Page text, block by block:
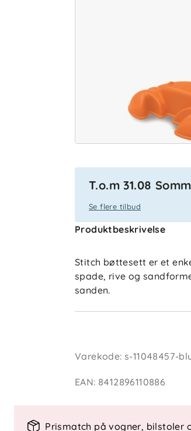
T.o.m 31.08
Se flere tilbud
Produktbeskrivelse
Stitch bøttesett er et
spade, rive og
sanden.
Varekode:s-11048457-
EAN: 8412896110886
Prismatch på vogner, bilstoler